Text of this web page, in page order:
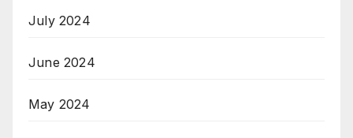
July 2024
June 2024
May 2024